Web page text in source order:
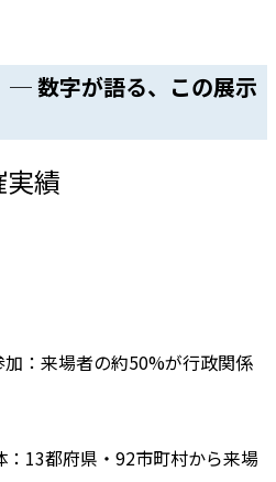
数字が語る、この展示
績
：来場者の約50%が行政関係
13都府県・92市町村から来場